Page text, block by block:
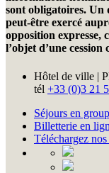
sont obligatoires. Un
peut-être exercé
opposition expresse,
l’objet d’une cession
Hôtel de ville |
tél +33 (0)3 21
Séjours en
Billetterie en
Téléchargez